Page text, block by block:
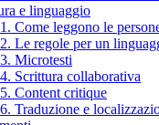
e linguaggio
Come leggono le
Le regole per un
Microtesti
Scrittura collaborativa
Content critique
Traduzione e